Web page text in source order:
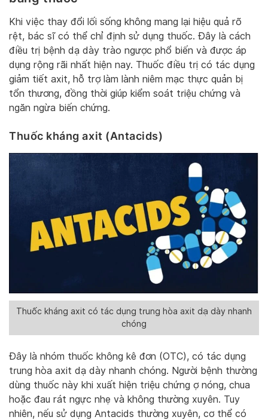
Khi việc thay đổi lối sống không mang lại hiệu quả rõ
rệt, bác sĩ có thể chỉ định sử dụng thuốc. Đây là cách
điều trị bệnh dạ dày trào ngược phổ biến và được áp
dụng rộng rãi nhất hiện nay. Thuốc điều trị có tác dụng
giảm tiết axit, hỗ trợ làm lành niêm mạc thực quản bị
tổn thương, đồng thời giúp kiểm soát triệu chứng và
ngăn ngừa biến chứng.
Thuốc kháng axit (Antacids)
Thuốc kháng axit có tác dụng trung hòa axit dạ dày nhanh
chóng
Đây là nhóm thuốc không kê đơn (OTC), có tác dụng
trung hòa axit dạ dày nhanh chóng. Người bệnh thường
dùng thuốc này khi xuất hiện triệu chứng ợ nóng, chua
hoặc đau rát ngực nhẹ và không thường xuyên. Tuy
nhiên, nếu sử dụng Antacids thường xuyên, cơ thể có